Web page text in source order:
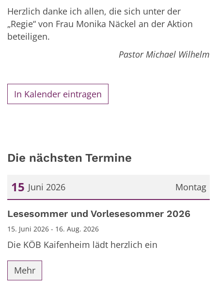
Herzlich danke ich allen, die sich unter der
„Regie“ von Frau Monika Näckel an der Aktion
beteiligen.
Pastor Michael Wilhelm
In Kalender eintragen
Die nächsten Termine
Montag
15 Juni 2026
Datum: 15. Juni 2026
Lesesommer und Vorlesesommer 2026
15. Juni 2026 - 16. Aug. 2026
Die KÖB Kaifenheim lädt herzlich ein
Mehr